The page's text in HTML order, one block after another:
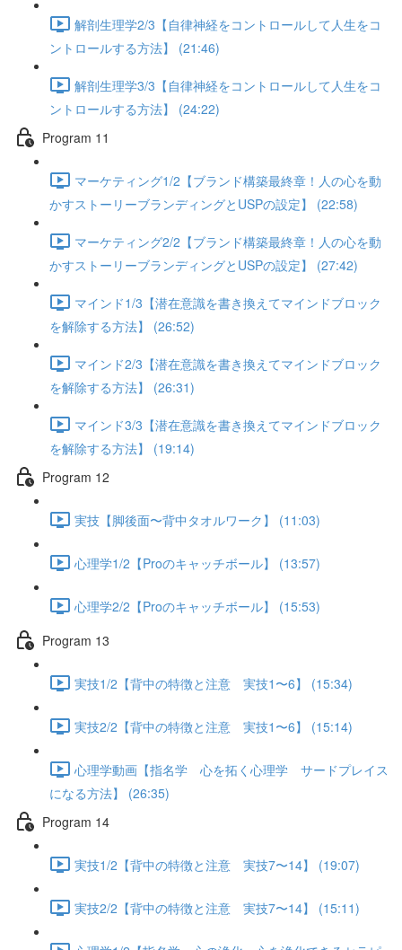
解剖生理学2/3【自律神経をコントロールして人生をコ
ントロールする方法】 (21:46)
解剖生理学3/3【自律神経をコントロールして人生をコ
ントロールする方法】 (24:22)
Program 11
マーケティング1/2【ブランド構築最終章！人の心を動
かすストーリーブランディングとUSPの設定】 (22:58)
マーケティング2/2【ブランド構築最終章！人の心を動
かすストーリーブランディングとUSPの設定】 (27:42)
マインド1/3【潜在意識を書き換えてマインドブロック
を解除する方法】 (26:52)
マインド2/3【潜在意識を書き換えてマインドブロック
を解除する方法】 (26:31)
マインド3/3【潜在意識を書き換えてマインドブロック
を解除する方法】 (19:14)
Program 12
実技【脚後面〜背中タオルワーク】 (11:03)
心理学1/2【Proのキャッチボール】 (13:57)
心理学2/2【Proのキャッチボール】 (15:53)
Program 13
実技1/2【背中の特徴と注意 実技1〜6】 (15:34)
実技2/2【背中の特徴と注意 実技1〜6】 (15:14)
心理学動画【指名学 心を拓く心理学 サードプレイス
になる方法】 (26:35)
Program 14
実技1/2【背中の特徴と注意 実技7〜14】 (19:07)
実技2/2【背中の特徴と注意 実技7〜14】 (15:11)